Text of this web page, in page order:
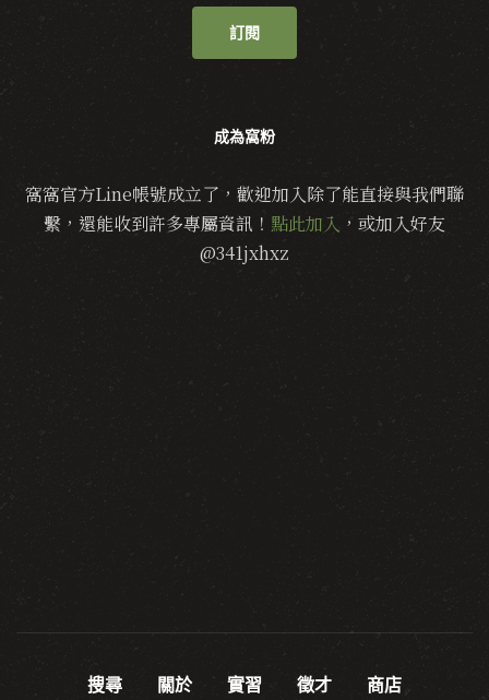
訂閱
成為窩粉
窩窩官方Line帳號成立了，歡迎加入除了能直接與我們聯
繫，還能收到許多專屬資訊！ 點此加入 ，或加入好友
@341jxhxz
搜尋 關於 實習 徵才 商店